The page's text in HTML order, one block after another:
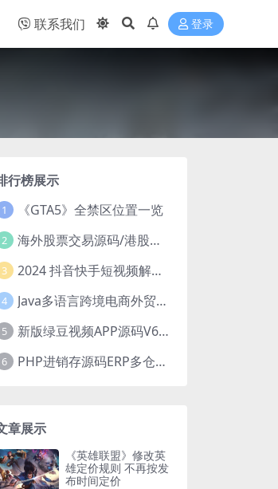
联系我们 登录
行榜展示
1 《GTA5》全禁区位置一览
2 海外股票交易源码/港股泰股/美股源码/印度股源码/马拉西亚股票源码/国际股票配资
3 2024 抖音快手短视频解析去水印php源码
4 Java多语言跨境电商外贸商城TikToKshop内嵌商城I商家入驻I一键铺
5 新版绿豆视频APP源码V6.6 免授权插件版
6 PHP进销存源码ERP多仓库管理系统 手机版进销存 php网络版进销存小程序
章展示
《英雄联盟》修改英
雄定价规则 不再按发
布时间定价